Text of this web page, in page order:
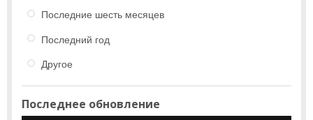
Последние шесть месяцев
Последний год
Другое
Последнее обновление